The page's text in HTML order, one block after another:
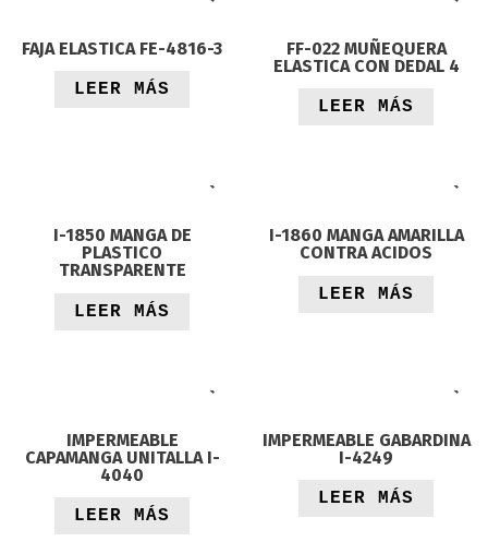
FAJA ELASTICA FE-4816-3
LEER MÁS
FF-022 MUÑEQUERA
ELASTICA CON DEDAL 4
LEER MÁS
I-1850 MANGA DE
PLASTICO
TRANSPARENTE
LEER MÁS
I-1860 MANGA AMARILLA
CONTRA ACIDOS
LEER MÁS
IMPERMEABLE
CAPAMANGA UNITALLA I-
4040
LEER MÁS
IMPERMEABLE GABARDINA
I-4249
LEER MÁS